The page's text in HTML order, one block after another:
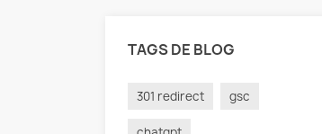
TAGS DE BLOG
301 redirect gsc